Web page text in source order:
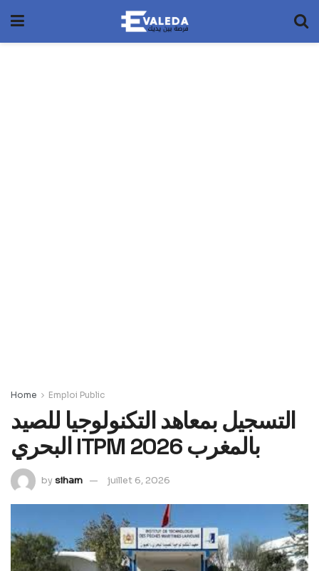
Home Emploi Public
التسجيل بمعاهد التكنولوجيا للصيد
البحري ITPM بالمغرب 2026
bysiham juillet 6, 2026